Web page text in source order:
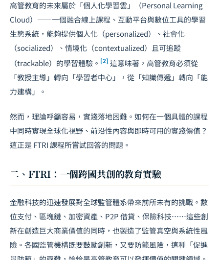
高管教育的未來屬於「個人化學習雲」（Personal Learning
Cloud）——一個融合線上課程、互動平台與數位工具的學習
生態系統，能夠提供個人化（personalized）、社會化
（socialized）、情境化（contextualized）且可追蹤
（trackable）的學習體驗。 [2] 這意味著，高管教育必須從
「教授主導」轉向「學習者中心」，從「知識傳遞」轉向「能
力建構」。
然而，理論呼籲容易，實踐落地困難。如何在一個具體的課程
中同時實現全球化視野、前沿性內容與即時可用的實踐價值？
這正是 FTRI 課程所嘗試回答的問題。
二、FTRI：一個跨國共創的教育實驗
金融科技的迅速發展對全球監管體系帶來前所未有的挑戰。數
位支付、區塊鏈、加密資產、P2P 借貸、保險科技……這些創
新在創造巨大商業價值的同時，也製造了監管真空與系統性風
險。各國監管機構既要鼓勵創新，又要防範風險，這種「促進